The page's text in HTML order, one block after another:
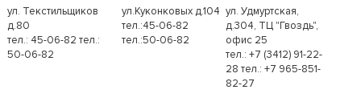
ул. Текстильщиков
д.80
тел.: 45-06-82 тел.:
50-06-82
ул.Куконковых д.104
тел.:45-06-82
тел.:50-06-82
ул. Удмуртская,
д.304, ТЦ "Гвоздь",
офис 25
тел.: +7 (3412) 91-22-
28 тел.: +7 965-851-
82-27